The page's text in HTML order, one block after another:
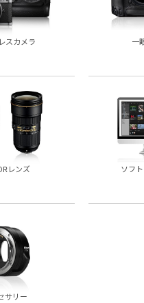
スカメラ 一
レンズ ソフ
サリー